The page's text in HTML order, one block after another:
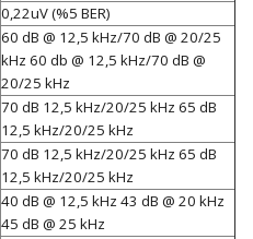
0,22uV (%5 BER)
60 dB @ 12,5 kHz/70 dB @ 20/25
kHz 60 db @ 12,5 kHz/70 dB @
20/25 kHz
70 dB 12,5 kHz/20/25 kHz 65 dB
12,5 kHz/20/25 kHz
70 dB 12,5 kHz/20/25 kHz 65 dB
12,5 kHz/20/25 kHz
40 dB @ 12,5 kHz 43 dB @ 20 kHz
45 dB @ 25 kHz